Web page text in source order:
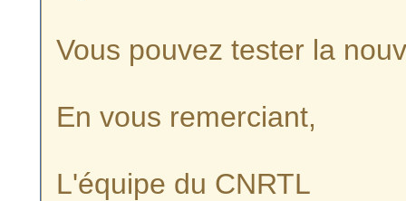
Vous pouvez tester la
En vous remerciant,
L'équipe du CNRTL